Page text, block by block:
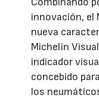
innovación, el
nueva
Michelin
indicador
concebido
los